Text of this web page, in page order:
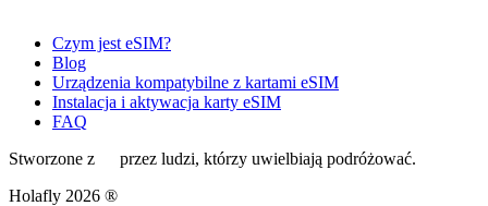
Czym jest eSIM?
Blog
Urządzenia kompatybilne z kartami eSIM
Instalacja i aktywacja karty eSIM
FAQ
Stworzone z
przez ludzi, którzy uwielbiają podróżować.
Holafly 2026 ®